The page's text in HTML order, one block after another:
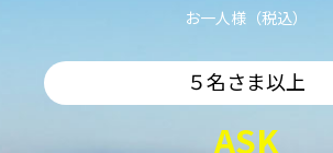
お一人様（税込）
５名さま以上
ASK